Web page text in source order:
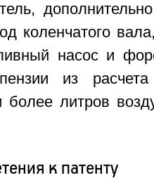
коленчатого
насос и
из
литров
к патенту